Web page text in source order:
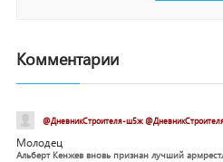
Комментарии
@ДневникСтроителя-ш5ж
Молодец
Альберт Кенжев вновь признан лучший